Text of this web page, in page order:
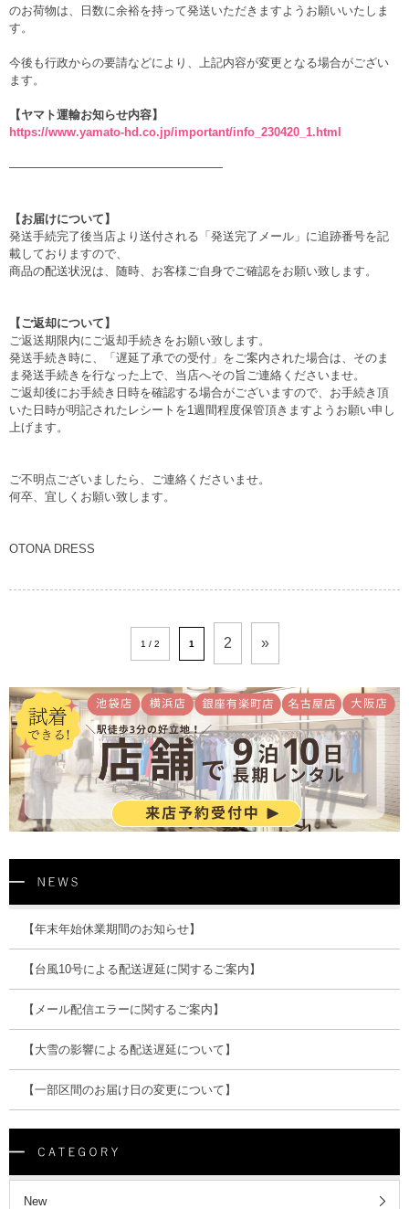
のお荷物は、日数に余裕を持って発送いただきますようお願いいたしま
す。
今後も行政からの要請などにより、上記内容が変更となる場合がござい
ます。
【ヤマト運輸お知らせ内容】
https://www.yamato-hd.co.jp/important/info_230420_1.html
——————————————————
【お届けについて】
発送手続完了後当店より送付される「発送完了メール」に追跡番号を記
載しておりますので、
商品の配送状況は、随時、お客様ご自身でご確認をお願い致します。
【ご返却について】
ご返送期限内にご返却手続きをお願い致します。
発送手続き時に、「遅延了承での受付」をご案内された場合は、そのま
ま発送手続きを行なった上で、当店へその旨ご連絡くださいませ。
ご返却後にお手続き日時を確認する場合がございますので、お手続き頂
いた日時が明記されたレシートを1週間程度保管頂きますようお願い申し
上げます。
ご不明点ございましたら、ご連絡くださいませ。
何卒、宜しくお願い致します。
OTONA DRESS
1 / 2 1 2 »
【年末年始休業期間のお知らせ】
【台風10号による配送遅延に関するご案内】
【メール配信エラーに関するご案内】
【大雪の影響による配送遅延について】
【一部区間のお届け日の変更について】
New